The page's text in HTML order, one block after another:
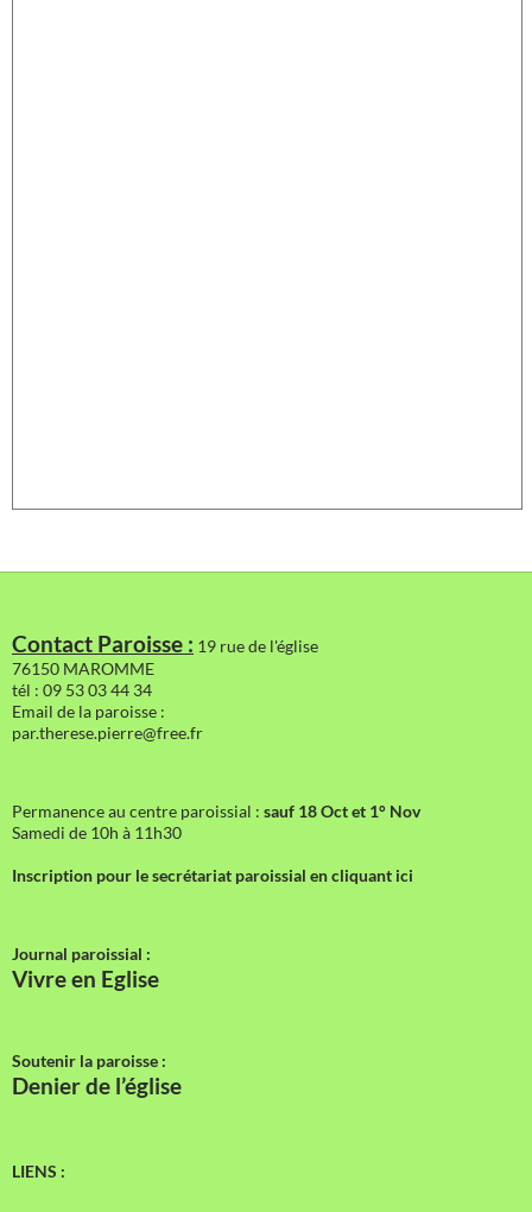
Contact Paroisse : 19 rue de l'église
76150 MAROMME
tél : 09 53 03 44 34
Email de la paroisse :
par.therese.pierre@free.fr
Permanence au centre paroissial : sauf 18 Oct et 1° Nov
Samedi de 10h à 11h30
Inscription pour le secrétariat paroissial en cliquant ici
Journal paroissial :
Vivre en Eglise
Soutenir la paroisse :
Denier de l’église
LIENS :